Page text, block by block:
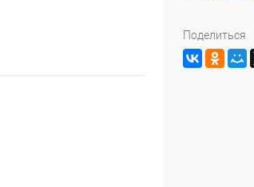
Поделиться